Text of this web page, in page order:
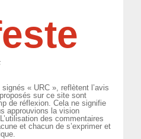
« URC », reflètent l’avis
sur ce site sont
de réflexion. Cela ne signifie
approuvions la vision
des commentaires
et chacun de s’exprimer et